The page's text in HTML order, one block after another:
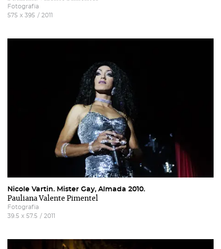
Fotografia
575 x 395 / 2011
Nicole Vartin. Mister Gay, Almada 2010.
Pauliana Valente Pimentel
Fotografia
39.5 x 57.5 / 2011